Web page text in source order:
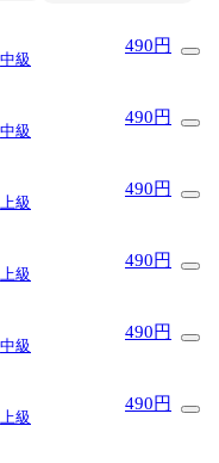
中級
490円
中級
490円
上級
490円
上級
490円
中級
490円
上級
490円